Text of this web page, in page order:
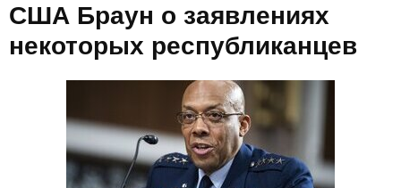
США Браун о заявлениях
некоторых республиканцев